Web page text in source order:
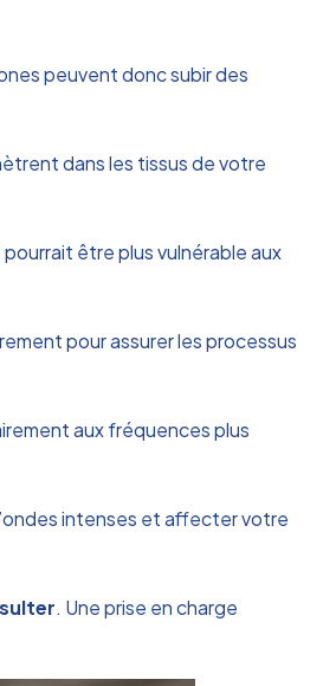
peuvent donc subir des
dans les tissus de votre
être plus vulnérable aux
pour assurer les processus
aux fréquences plus
intenses et affecter votre
. Une prise en charge